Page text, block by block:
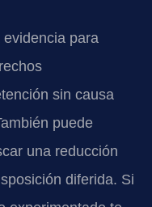
para
sin causa
puede
una reducción
diferida. Si